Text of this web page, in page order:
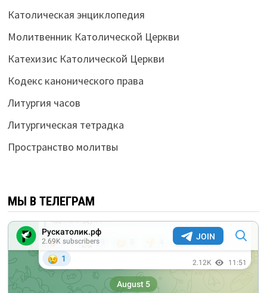
Католическая энциклопедия
Молитвенник Католической Церкви
Катехизис Католической Церкви
Кодекс канонического права
Литургия часов
Литургическая тетрадка
Пространство молитвы
МЫ В ТЕЛЕГРАМ